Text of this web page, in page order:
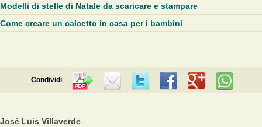
Modelli di stelle di Natale da scaricare e stampare
Come creare un calcetto in casa per i bambini
Condividi
José Luis Villaverde